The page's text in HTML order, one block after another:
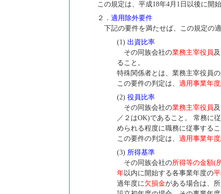
この規定は、平成18年4月1日以後に開
２． 適用除外要件
下記の要件を満たせば、この規定の
(1) 出資比率
その同族会社の業務主宰役員
ること。
特殊関係者とは、業務主宰役員
この要件の判定は、 適用事業年
(2) 役員比率
その同族会社の業務主宰役員
／２はOK)であること。 常務に
められる程度に職務に従事する
この要件の判定は、 適用事業年
(3) 所得基準
その同族会社の所得等の金額(
年以内に開始する各事業年度の
過年度に欠損金がある場合は、